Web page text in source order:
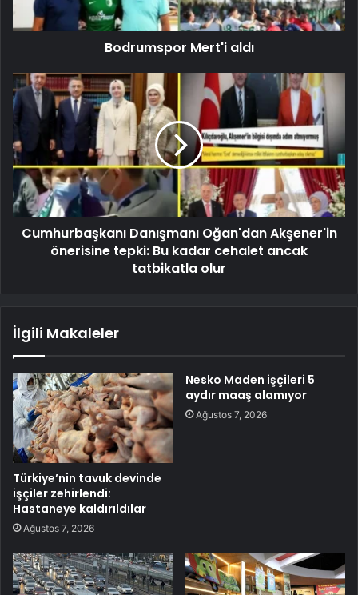
Bodrumspor Mert'i aldı
Cumhurbaşkanı Danışmanı Oğan'dan Akşener'in
önerisine tepki: Bu kadar cehalet ancak
tatbikatla olur
İlgili Makaleler
Türkiye’nin tavuk devinde
işçiler zehirlendi:
Hastaneye kaldırıldılar
Ağustos 7, 2026
Nesko Maden işçileri 5
aydır maaş alamıyor
Ağustos 7, 2026